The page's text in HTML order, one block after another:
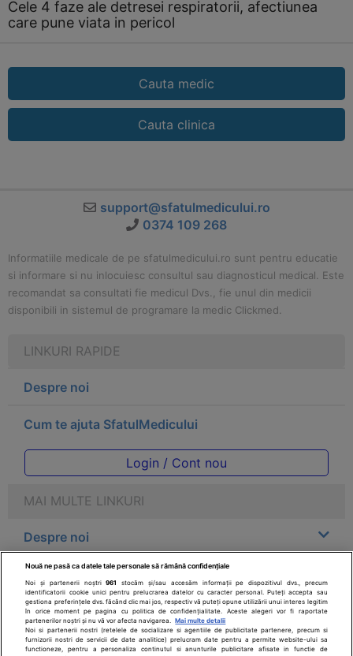
Cele 4 faze ale detresei respiratorii, afectiunea
care pune viata in pericol
Cauta medic
Cauta clinica
support@sfatulmedicului.ro
0374 109 268
Informatiile medicale de pe sfatulmedicului.ro sunt pentru educatie
si informare si nu inlocuiesc consultul sau diagnosticul medical. Este
recomandat sa consultati fie medicul Dvs., fie unul din medicii
disponibili in sistemul de programare la medic Clickmed.
LINKURI RAPIDE
Despre noi
Cum te ajuta SfatulMedicului
Login / Cont nou
MAI MULTE LINKURI
Despre noi
Legal
Drepturile consumatorului
Parteneri
Nouă ne pasă ca datele tale personale să rămână confidențiale
Noi și partenerii noștri961
stocăm și/sau accesăm informații pe dispozitivul dvs., precum
identificatorii cookie unici pentru prelucrarea datelor cu caracter personal. Puteți accepta sau
gestiona preferințele dvs. făcând clic mai jos, respectiv vă puteți opune utilizării unui interes legitim
în orice moment pe pagina cu politica de confidențialitate. Aceste alegeri vor fi raportate
partenerilor noștri și nu vă vor afecta navigarea.
Mai multe detalii
Noi si partenerii nostri (retelele de socializare si agentiile de publicitate partenere, precum si
furnizorii nostri de servicii de date analitice) prelucram date pentru a permite website-ului sa
functioneze, pentru a personaliza continutul si anunturile publicitare afisate in functie de